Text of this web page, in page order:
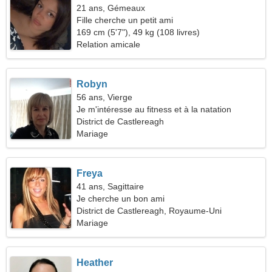
21 ans, Gémeaux
Fille cherche un petit ami
169 cm (5'7"), 49 kg (108 livres)
Relation amicale
Robyn
56 ans, Vierge
Je m'intéresse au fitness et à la natation
District de Castlereagh
Mariage
Freya
41 ans, Sagittaire
Je cherche un bon ami
District de Castlereagh, Royaume-Uni
Mariage
Heather